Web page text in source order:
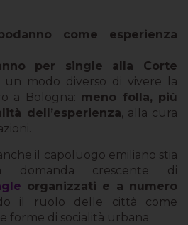
come esperienza
per single alla Corte
un modo diverso di vivere la
a Bologna: meno folla, più
dell’esperienza, alla cura
il capoluogo emiliano stia
domanda crescente di
organizzati e a numero
il ruolo delle città come
forme di socialità urbana.